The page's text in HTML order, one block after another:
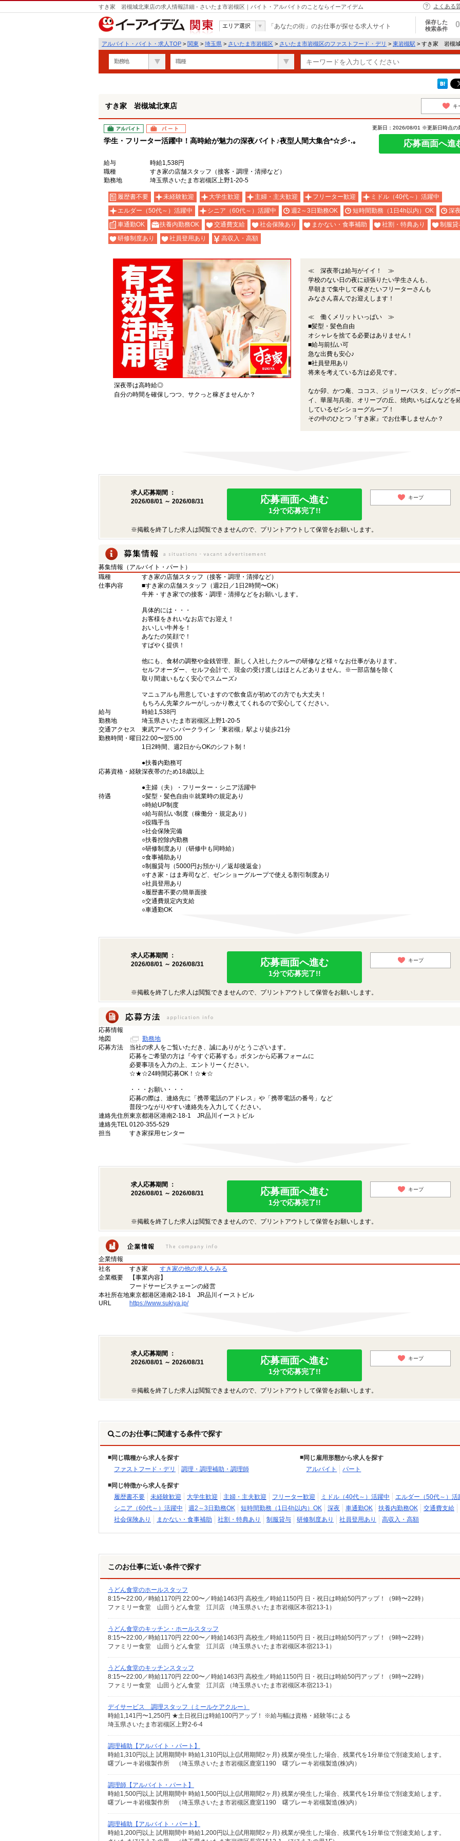
すき家 岩槻城北東店の求人情報詳細 - さいたま市岩槻区｜バイト・アルバイトのことならイーアイデム よくある
関東
エリア選択 「あなたの街」のお仕事が探せる求人サイト
保存した
検索条件
0
アルバイト・バイト・求人TOP > 関東 > 埼玉県 > さいたま市岩槻区 > さいたま市岩槻区のファストフード・デリ > 東岩槻駅 > すき家 岩槻
勤務地 職種
すき家 岩槻城北東店 キ
アルバイト パート
学生・フリーター活躍中！高時給が魅力の深夜バイト♪夜型人間大集合*☆彡･.｡
更新日：2026/08/01 ※更新日時点の
応募画面へ進
給与
時給1,538円
職種
すき家の店舗スタッフ（接客・調理・清掃など）
勤務地
埼玉県さいたま市岩槻区上野1-20-5
履歴書不要 未経験歓迎 大学生歓迎 主婦・主夫歓迎 フリーター歓迎
ミドル（40代～）活躍中
エルダー（50代～）活躍中
シニア（60代～）活躍中 週2～3日勤務OK 短時間勤務（1日4h以内）OK
深
車通勤OK
扶養内勤務OK 交通費支給 社会保険あり まかない・食事補助 社割・特典あり
制服貸
研修制度あり
社員登用あり 高収入・高額
深夜帯は高時給◎
自分の時間を確保しつつ、サクっと稼ぎませんか？
≪ 深夜帯は給与がイイ！ ≫
学校のない日の夜に頑張りたい学生さんも、
早朝まで集中して稼ぎたいフリーターさんも
みなさん喜んでお迎えします！
≪ 働くメリットいっぱい ≫
■髪型・髪色自由
オシャレを捨てる必要はありません！
■給与前払い可
急な出費も安心♪
■社員登用あり
将来を考えている方は必見です。
なか卯、かつ庵、ココス、ジョリーパスタ、ビッグボ
イ、華屋与兵衛、オリーブの丘、焼肉いちばんなどを
しているゼンショーグループ！
その中のひとつ『すき家』でお仕事しませんか？
求人応募期間 ：
2026/08/01 ～ 2026/08/31
応募画面へ進む
1分で応募完了!!
キープ
※掲載を終了した求人は閲覧できませんので、プリントアウトして保管をお願いします。
募集情報（アルバイト・パート）
職種
すき家の店舗スタッフ（接客・調理・清掃など）
仕事内容
■すき家の店舗スタッフ（週2日／1日2時間〜OK）
牛丼・すき家での接客・調理・清掃などをお願いします。
具体的には・・・
お客様をきれいなお店でお迎え！
おいしい牛丼を！
あなたの笑顔で！
すばやく提供！
他にも、食材の調整や金銭管理、新しく入社したクルーの研修など様々なお仕事があります。
セルフオーダー、セルフ会計で、現金の受け渡しはほとんどありません。※一部店舗を除く
取り間違いもなく安心でスムーズ♪
マニュアルも用意していますので飲食店が初めての方でも大丈夫！
もちろん先輩クルーがしっかり教えてくれるので安心してください。
給与
時給1,538円
勤務地
埼玉県さいたま市岩槻区上野1-20-5
交通アクセス
東武アーバンパークライン「東岩槻」駅より徒歩21分
勤務時間・曜日 22:00〜翌5:00
1日2時間、週2日からOKのシフト制！
●扶養内勤務可
応募資格・経験深夜帯のため18歳以上
●主婦（夫）・フリーター・シニア活躍中
待遇
○髪型・髪色自由※就業時の規定あり
○時給UP制度
○給与前払い制度（稼働分・規定あり）
○役職手当
○社会保険完備
○扶養控除内勤務
○研修制度あり（研修中も同時給）
○食事補助あり
○制服貸与（5000円お預かり／返却後返金）
○すき家・はま寿司など、ゼンショーグループで使える割引制度あり
○社員登用あり
○履歴書不要の簡単面接
○交通費規定内支給
○車通勤OK
求人応募期間 ：
2026/08/01 ～ 2026/08/31
応募画面へ進む
1分で応募完了!!
キープ
※掲載を終了した求人は閲覧できませんので、プリントアウトして保管をお願いします。
応募情報
地図
勤務地
応募方法
当社の求人をご覧いただき、誠にありがとうございます。
応募をご希望の方は『今すぐ応募する』ボタンから応募フォームに
必要事項を入力の上、エントリーください。
☆★☆24時間応募OK！☆★☆
・・・お願い・・・
応募の際は、連絡先に「携帯電話のアドレス」や「携帯電話の番号」など
普段つながりやすい連絡先を入力してください。
連絡先住所東京都港区港南2-18-1 JR品川イーストビル
連絡先TEL0120-355-529
担当
すき家採用センター
求人応募期間 ：
2026/08/01 ～ 2026/08/31
応募画面へ進む
1分で応募完了!!
キープ
※掲載を終了した求人は閲覧できませんので、プリントアウトして保管をお願いします。
企業情報
社名
すき家
すき家の他の求人をみる
企業概要
【事業内容】
フードサービスチェーンの経営
本社所在地東京都港区港南2-18-1 JR品川イーストビル
URL
https://www.sukiya.jp/
求人応募期間 ：
2026/08/01 ～ 2026/08/31
応募画面へ進む
1分で応募完了!!
キープ
※掲載を終了した求人は閲覧できませんので、プリントアウトして保管をお願いします。
このお仕事に関連する条件で探す
同じ職種から求人を探す
ファストフード・デリ
調理・調理補助・調理師
同じ雇用形態から求人を探す
アルバイト
パート
同じ特徴から求人を探す
履歴書不要
未経験歓迎 大学生歓迎 主婦・主夫歓迎 フリーター歓迎 ミドル（40代～）活躍中
エルダー（50代～）活
シニア（60代～）活躍中
週2～3日勤務OK 短時間勤務（1日4h以内）OK 深夜 車通勤OK 扶養内勤務OK
交通費支給
社会保険あり
まかない・食事補助 社割・特典あり 制服貸与 研修制度あり 社員登用あり 高収入・高額
このお仕事に近い条件で探す
うどん食堂のホールスタッフ
8:15〜22:00／時給1170円 22:00〜／時給1463円 高校生／時給1150円 日・祝日は時給50円アップ！（9時〜22時）
ファミリー食堂 山田うどん食堂 江川店 （埼玉県さいたま市岩槻区本宿213-1）
うどん食堂のキッチン・ホールスタッフ
8:15〜22:00／時給1170円 22:00〜／時給1463円 高校生／時給1150円 日・祝日は時給50円アップ！（9時〜22時）
ファミリー食堂 山田うどん食堂 江川店 （埼玉県さいたま市岩槻区本宿213-1）
うどん食堂のキッチンスタッフ
8:15〜22:00／時給1170円 22:00〜／時給1463円 高校生／時給1150円 日・祝日は時給50円アップ！（9時〜22時）
ファミリー食堂 山田うどん食堂 江川店 （埼玉県さいたま市岩槻区本宿213-1）
デイサービス 調理スタッフ（ミールケアクルー）
時給1,141円〜1,250円 ★土日祝日は時給100円アップ！ ※給与幅は資格・経験等による
埼玉県さいたま市岩槻区上野2-6-4
調理補助【アルバイト・パート】
時給1,310円以上 試用期間中 時給1,310円以上(試用期間2ヶ月) 残業が発生した場合、残業代を1分単位で別途支給します。
曙ブレーキ岩槻製作所 （埼玉県さいたま市岩槻区鹿室1190 曙ブレーキ岩槻製造(株)内）
調理師【アルバイト・パート】
時給1,500円以上 試用期間中 時給1,500円以上(試用期間2ヶ月) 残業が発生した場合、残業代を1分単位で別途支給します。
曙ブレーキ岩槻製作所 （埼玉県さいたま市岩槻区鹿室1190 曙ブレーキ岩槻製造(株)内）
調理補助【アルバイト・パート】
時給1,200円以上 試用期間中 時給1,200円以上(試用期間2ヶ月) 残業が発生した場合、残業代を1分単位で別途支給します。